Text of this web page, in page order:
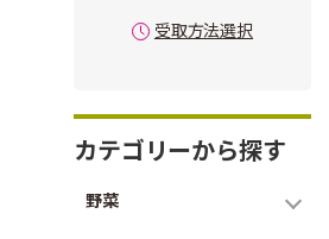
受取方法選択
カテゴリーから探す
野菜